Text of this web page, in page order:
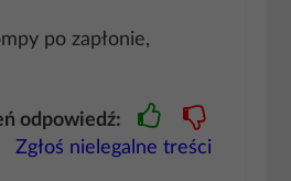
po zapłonie,
odpowiedź:
Zgłoś nielegalne treści